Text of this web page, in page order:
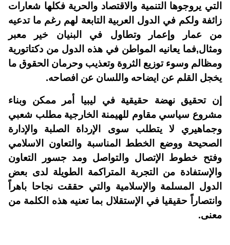
التي يروجوها التنمية والاقتصاد والحرية فكلها شعارات
زائفة ولكم في الدول العربية التابعة لهم رغم ما تدعيه
من عمار وإعمار وتطاول في البنيان خير معبر
ومثال,فما يعانيه المواطن في هذه الدول من دكتاتورية
ومظالم وسوء توزيع الثروة وتعذيب وحرمان الحقوق ما
يخجل القلم عن ايضاحه واللسان عن افصاحه.
إن تحقيق نهضة حقيقية في ليبيا أمر ممكن وبناء
مشروع سياسي مقاوم للهيمنة الخارجية مطلب شعبي
وجماهيري لا يتطلب سوى الإرداة الصلبة والإدارة
الصحيحة ووضع الخطط المناسبة والتعاون الاسلامي
وفتح خطوط الإتصال والتواصل ومد جسور التعاون
والإستفادة من التجربة المتراكمة الطويلة لدى بعض
الدول المسلمة والإسلامية والتي حققت نجاحا باهراً
وانتصاراً حقيقيا في الإستقلال بما تعنيه هذه الكلمة من
معنى.